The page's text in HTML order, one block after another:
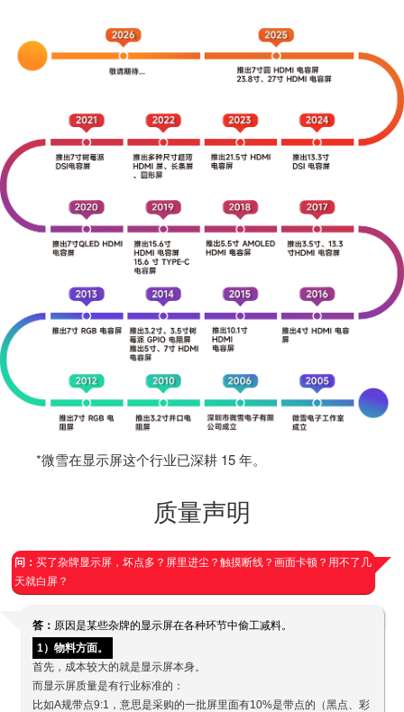
*微雪在显示屏这个行业已深耕 15 年。
质量声明
问： 买了杂牌显示屏，坏点多？屏里进尘？触摸断线？画面卡顿？用不了几
天就白屏？
答： 原因是某些杂牌的显示屏在各种环节中偷工减料。
1）物料方面。
首先，成本较大的就是显示屏本身。
而显示屏质量是有行业标准的：
比如A规带点9:1，意思是采购的一批屏里面有10%是带点的（黑点、彩